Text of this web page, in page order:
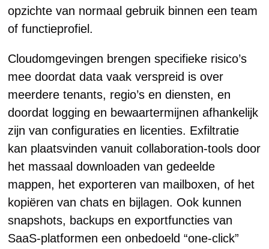
opzichte van normaal gebruik binnen een team
of functieprofiel.
Cloudomgevingen brengen specifieke risico’s
mee doordat data vaak verspreid is over
meerdere tenants, regio’s en diensten, en
doordat logging en bewaartermijnen afhankelijk
zijn van configuraties en licenties. Exfiltratie
kan plaatsvinden vanuit collaboration-tools door
het massaal downloaden van gedeelde
mappen, het exporteren van mailboxen, of het
kopiëren van chats en bijlagen. Ook kunnen
snapshots, backups en exportfuncties van
SaaS-platformen een onbedoeld “one-click”